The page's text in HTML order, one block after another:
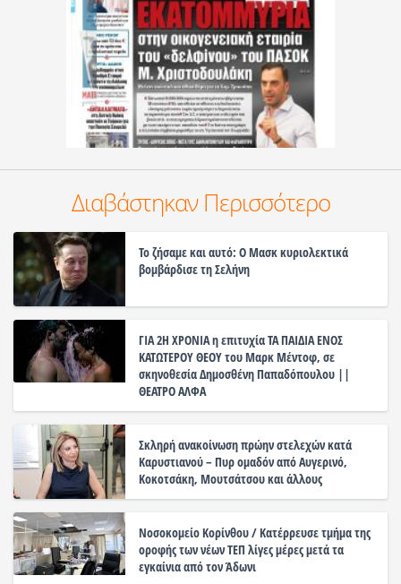
Διαβάστηκαν Περισσότερο
Το ζήσαμε και αυτό: Ο Μασκ κυριολεκτικά
βομβάρδισε τη Σελήνη
ΓΙΑ 2Η ΧΡΟΝΙΑ η επιτυχία ΤΑ ΠΑΙΔΙΑ ΕΝΟΣ
ΚΑΤΩΤΕΡΟΥ ΘΕΟΥ του Μαρκ Μέντοφ, σε
σκηνοθεσία Δημοσθένη Παπαδόπουλου ||
ΘΕΑΤΡΟ ΑΛΦΑ
Σκληρή ανακοίνωση πρώην στελεχών κατά
Καρυστιανού – Πυρ ομαδόν από Αυγερινό,
Κοκοτσάκη, Μουτσάτσου και άλλους
Νοσοκομείο Κορίνθου / Κατέρρευσε τμήμα της
οροφής των νέων ΤΕΠ λίγες μέρες μετά τα
εγκαίνια από τον Άδωνι